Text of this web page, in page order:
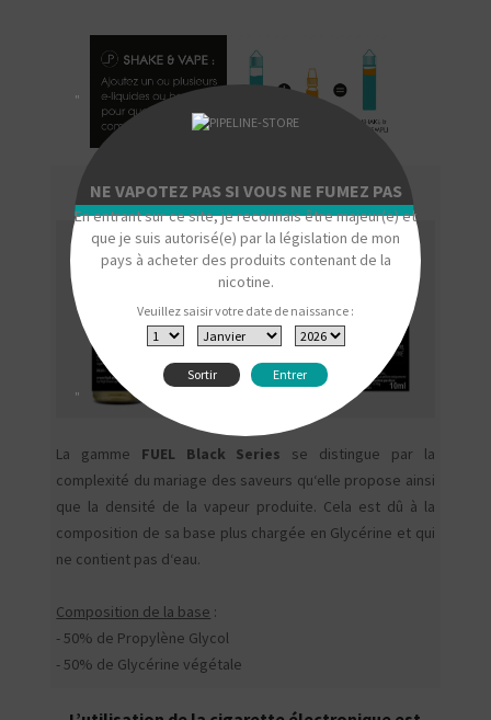
La gamme FUEL Black Series se distingue par la
complexité du mariage des saveurs qu‘elle propose ainsi
que la densité de la vapeur produite. Cela est dû à la
composition de sa base plus chargée en Glycérine et qui
ne contient pas d‘eau.
Composition de la base :
- 50% de Propylène Glycol
- 50% de Glycérine végétale
"
NE VAPOTEZ PAS SI VOUS NE FUMEZ PAS
En entrant sur ce site, je reconnais être majeur(e) et
que je suis autorisé(e) par la législation de mon
pays à acheter des produits contenant de la
nicotine.
Veuillez saisir votre date de naissance :
Sortir
Entrer
"